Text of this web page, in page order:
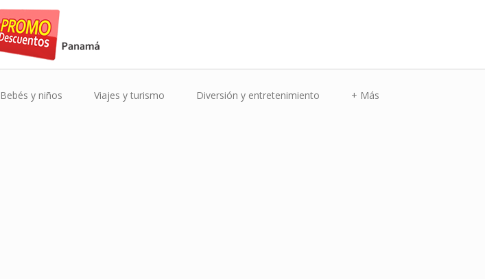
Bebés y niños Viajes y turismo Diversión y entretenimiento + Más